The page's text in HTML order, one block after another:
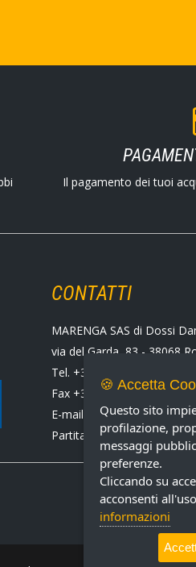
Il pagamento dei tuoi
CONTATTI
MARENGA SAS di Dossi
via del Garda, 83 - 38068
Tel. +39 0464 424258
Fax +39 0464 430938
E-mail:
Partita IVA IT02232370227
🍪 Accetta
Questo sito
profilazione,
messaggi
preferenze.
Cliccando su
acconsenti
informazioni